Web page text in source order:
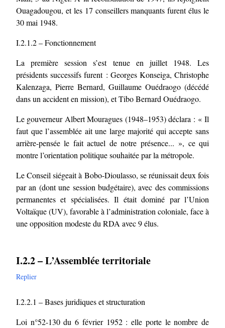
Ouagadougou, et les 17 conseillers manquants furent élus le
30 mai 1948.
I.2.1.2 – Fonctionnement
La première session s’est tenue en juillet 1948. Les
présidents successifs furent : Georges Konseiga, Christophe
Kalenzaga, Pierre Bernard, Guillaume Ouédraogo (décédé
dans un accident en mission), et Tibo Bernard Ouédraogo.
Le gouverneur Albert Mouragues (1948–1953) déclara : « Il
faut que l’assemblée ait une large majorité qui accepte sans
arrière-pensée le fait actuel de notre présence... », ce qui
montre l’orientation politique souhaitée par la métropole.
Le Conseil siégeait à Bobo-Dioulasso, se réunissait deux fois
par an (dont une session budgétaire), avec des commissions
permanentes et spécialisées. Il était dominé par l’Union
Voltaïque (UV), favorable à l’administration coloniale, face à
une opposition modeste du RDA avec 9 élus.
I.2.2 – L’Assemblée territoriale
Replier
I.2.2.1 – Bases juridiques et structuration
Loi n°52-130 du 6 février 1952 : elle porte le nombre de